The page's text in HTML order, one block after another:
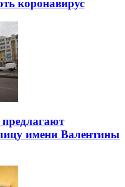
коронавирус
имени Валентины